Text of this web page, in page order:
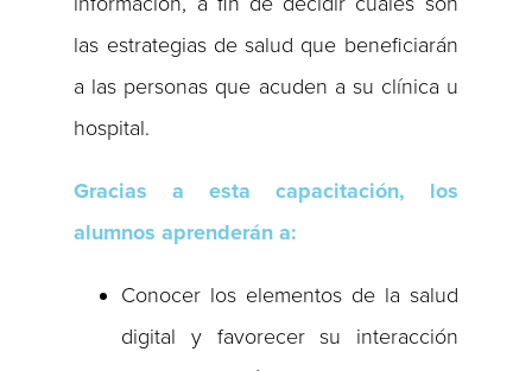
las estrategias de salud que beneficiarán
a las personas que acuden a su clínica u
hospital.
Gracias a esta capacitación, los
alumnos aprenderán a:
Conocer los elementos de la salud
digital y favorecer su interacción